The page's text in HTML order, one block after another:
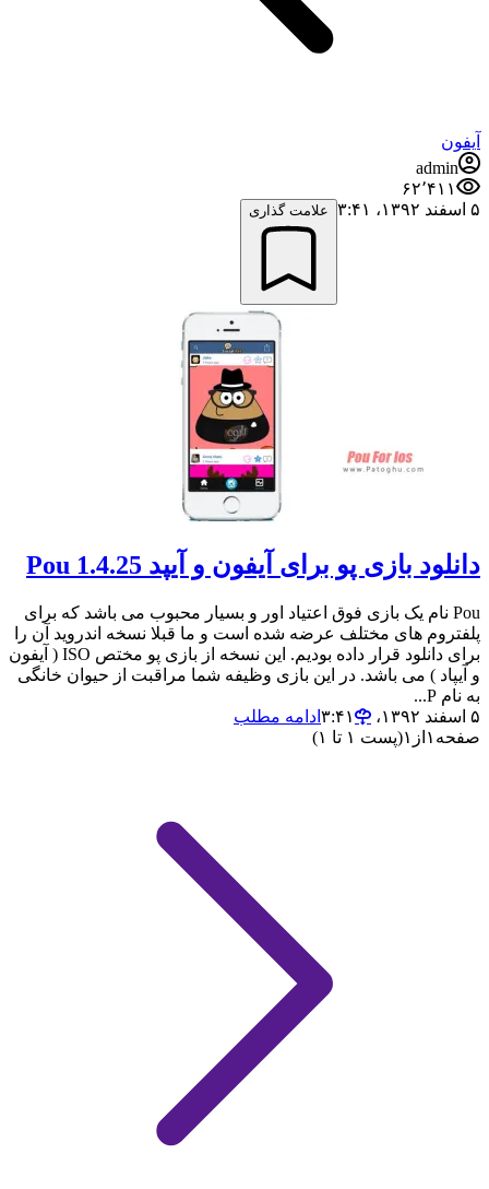
آیفون
admin
۶۲٬۴۱۱
۵ اسفند ۱۳۹۲،‏ ۳:۴۱
علامت گذاری
دانلود بازی پو برای آیفون و آیپد Pou 1.4.25
Pou نام یک بازی فوق اعتیاد اور و بسیار محبوب می باشد که برای
پلفتروم های مختلف عرضه شده است و ما قبلا نسخه اندروید آن را
برای دانلود قرار داده بودیم. این نسخه از بازی پو مختص ISO ( آیفون
و آیپاد ) می باشد. در این بازی وظیفه شما مراقبت از حیوان خانگی
به نام P...
۵ اسفند ۱۳۹۲،‏ ۳:۴۱
ادامه مطلب
صفحه ۱ از ۱(پست ۱ تا ۱)